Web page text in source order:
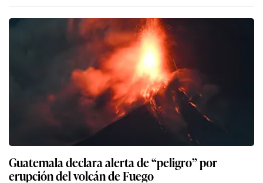
Guatemala declara alerta de “peligro” por
erupción del volcán de Fuego